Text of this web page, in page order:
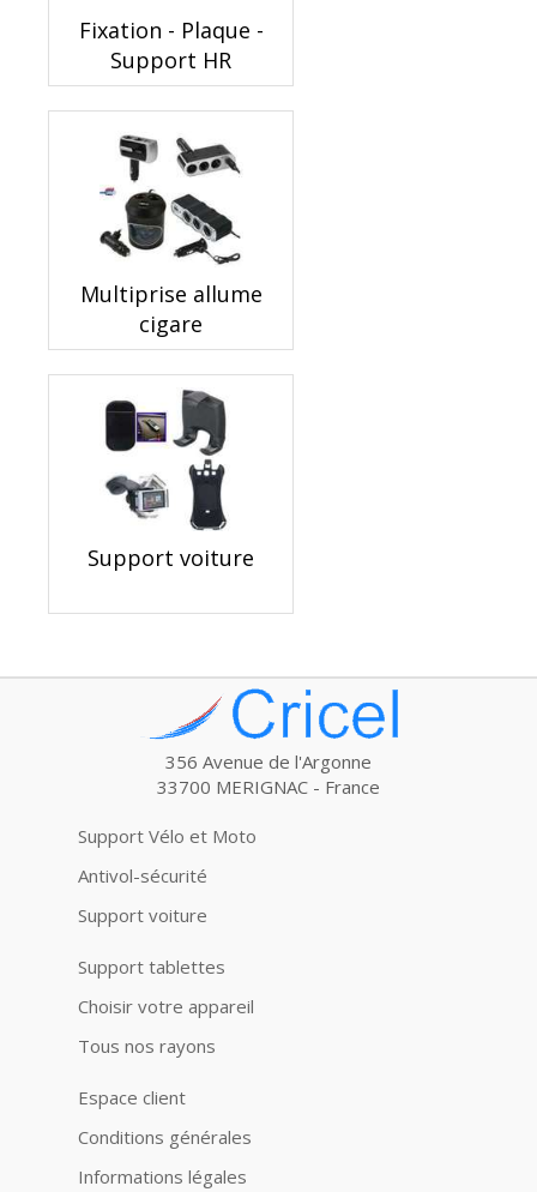
Fixation - Plaque -
Support HR
Multiprise allume
cigare
Support voiture
356 Avenue de l'Argonne
33700 MERIGNAC - France
Support Vélo et Moto
Antivol-sécurité
Support voiture
Support tablettes
Choisir votre appareil
Tous nos rayons
Espace client
Conditions générales
Informations légales